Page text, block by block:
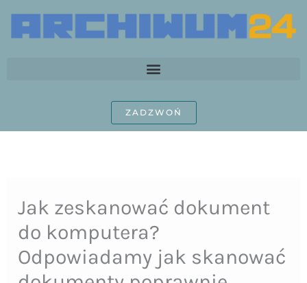
ZADZWOŃ
Jak zeskanować dokument
do komputera?
Odpowiadamy jak skanować